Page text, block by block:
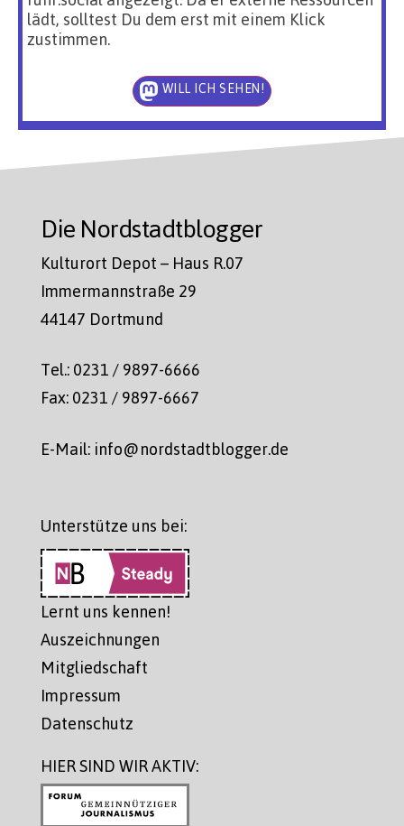
lädt, solltest Du dem erst mit einem Klick
zustimmen.
WILL ICH SEHEN!
Die Nordstadtblogger
Kulturort Depot – Haus R.07
Immermannstraße 29
44147 Dortmund
Tel.: 0231 / 9897-6666
Fax: 0231 / 9897-6667
E-Mail: info@nordstadtblogger.de
Unterstütze uns bei:
Lernt uns kennen!
Auszeichnungen
Mitgliedschaft
Impressum
Datenschutz
HIER SIND WIR AKTIV: